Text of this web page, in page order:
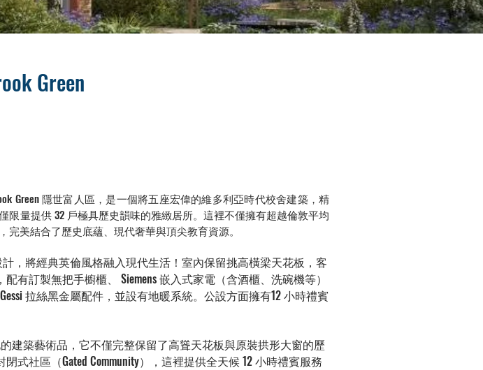
Green
Green 隱世富人區，是一個將五座宏偉的維多利亞時代校舍建築，精
量提供 32 戶極具歷史韻味的雅緻居所。這裡不僅擁有超越倫敦平均
美結合了歷史底蘊、現代奢華與頂尖教育資源。
計，將經典英倫風格融入現代生活！室內保留挑高橫梁天花板，客
有訂製無把手櫥櫃、 Siemens 嵌入式家電（含酒櫃、洗碗機等）
拉絲黑金屬配件，並設有地暖系統。公設方面擁有12 小時禮賓
建築藝術品，它不僅完整保留了高聳天花板與原裝拱形大窗的歷
社區（Gated Community），這裡提供全天候 12 小時禮賓服務